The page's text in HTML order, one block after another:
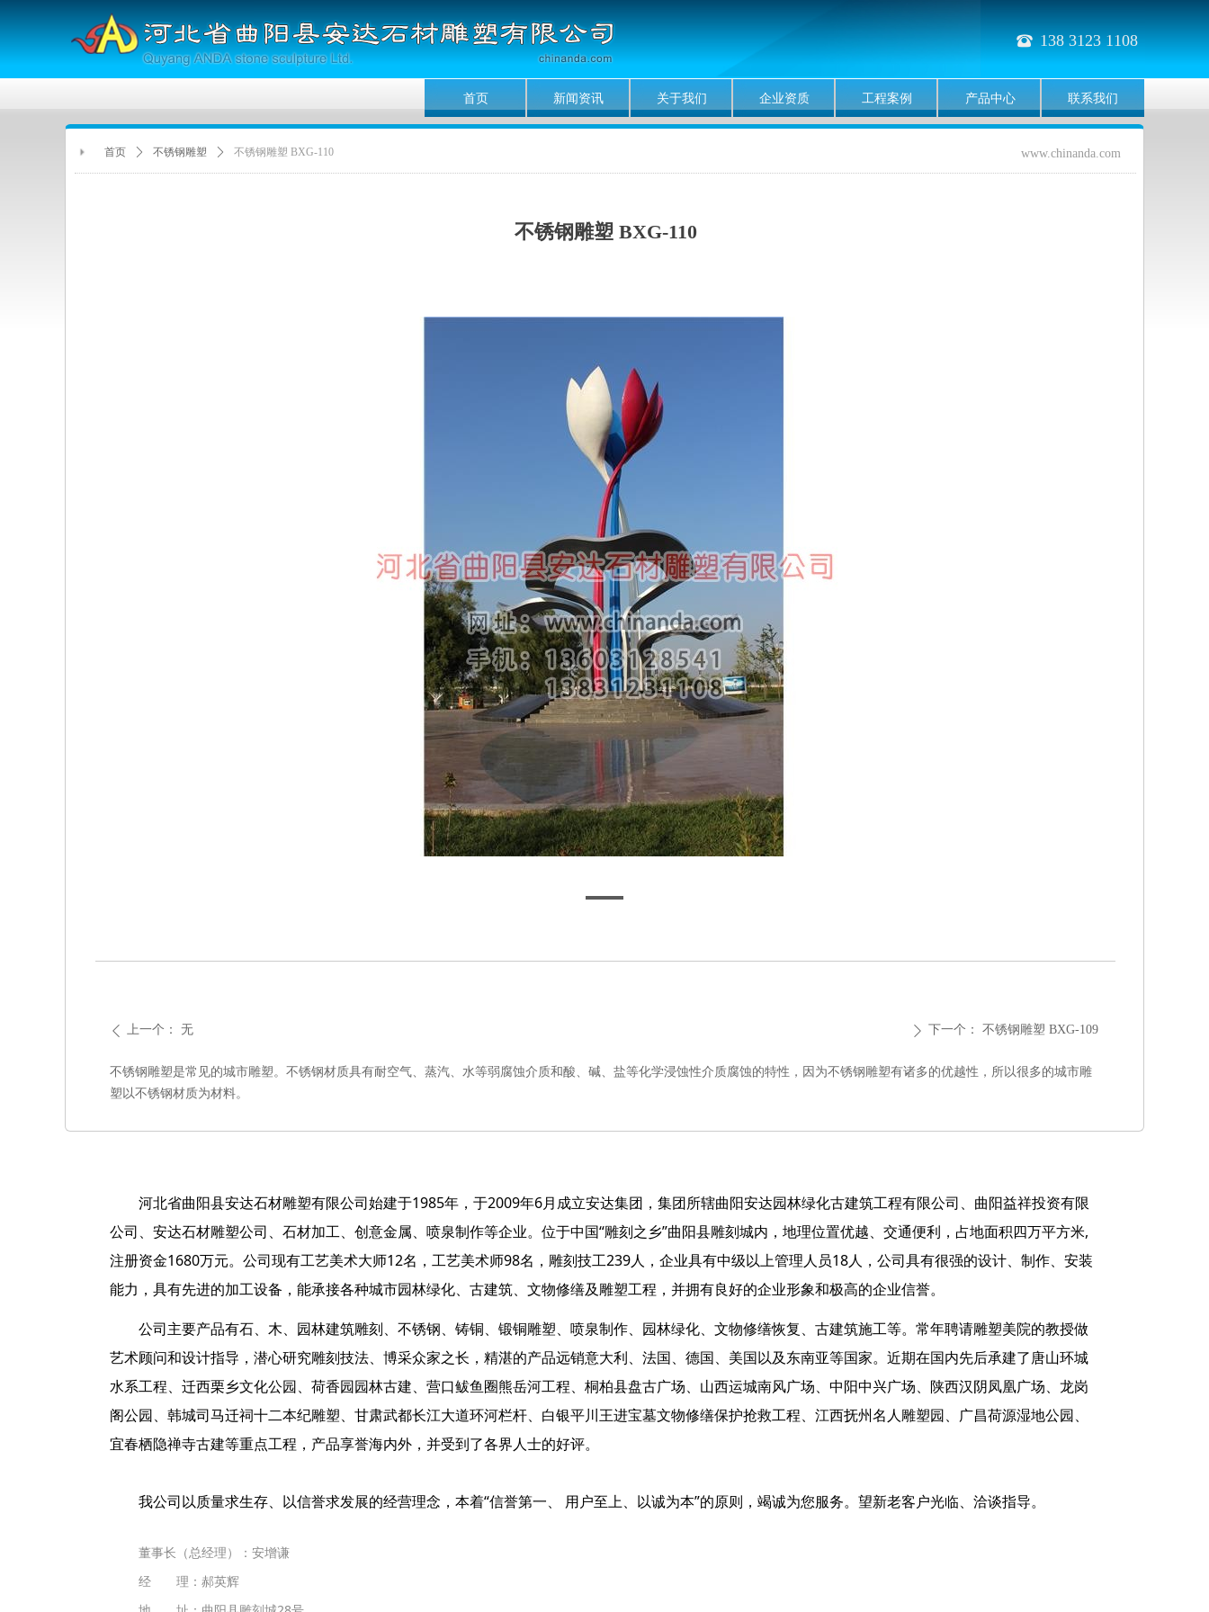
首页 新闻资讯 关于我们 企业资质 工程案例 产品中心 联系我们
뀰 138 3123 1108
首页 ꄲ 不锈钢雕塑 ꄲ 不锈钢雕塑 BXG-110
不锈钢雕塑 BXG-110
ꄴ 上一个： 无 ꄲ 下一个： 不锈钢雕塑 BXG-109
www.chinanda.com
不锈钢雕塑是常见的城市雕塑。不锈钢材质具有耐空气、蒸汽、水等弱腐蚀介质和酸、碱、盐等化学浸蚀性介质腐蚀的特性，因为不锈钢雕塑有诸多的优越性，所以很多的城市雕
塑以不锈钢材质为材料。
河北省曲阳县安达石材雕塑有限公司始建于1985年，于2009年6月成立安达集团，集团所辖曲阳安达园林绿化古建筑工程有限公司、曲阳益祥投资有限
公司、安达石材雕塑公司、石材加工、创意金属、喷泉制作等企业。位于中国“雕刻之乡”曲阳县雕刻城内，地理位置优越、交通便利，占地面积四万平方米,
注册资金1680万元。公司现有工艺美术大师12名，工艺美术师98名，雕刻技工239人，企业具有中级以上管理人员18人，公司具有很强的设计、制作、安装
能力，具有先进的加工设备，能承接各种城市园林绿化、古建筑、文物修缮及雕塑工程，并拥有良好的企业形象和极高的企业信誉。
公司主要产品有石、木、园林建筑雕刻、不锈钢、铸铜、锻铜雕塑、喷泉制作、园林绿化、文物修缮恢复、古建筑施工等。常年聘请雕塑美院的教授做
艺术顾问和设计指导，潜心研究雕刻技法、博采众家之长，精湛的产品远销意大利、法国、德国、美国以及东南亚等国家。近期在国内先后承建了唐山环城
水系工程、迁西栗乡文化公园、荷香园园林古建、营口鲅鱼圈熊岳河工程、桐柏县盘古广场、山西运城南风广场、中阳中兴广场、陕西汉阴凤凰广场、龙岗
阁公园、韩城司马迁祠十二本纪雕塑、甘肃武都长江大道环河栏杆、白银平川王进宝墓文物修缮保护抢救工程、江西抚州名人雕塑园、广昌荷源湿地公园、
宜春栖隐禅寺古建等重点工程，产品享誉海内外，并受到了各界人士的好评。
我公司以质量求生存、以信誉求发展的经营理念，本着“信誉第一、 用户至上、以诚为本”的原则，竭诚为您服务。望新老客户光临、洽谈指导。
董事长（总经理）：安增谦
经 理：郝英辉